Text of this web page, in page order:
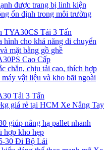
TYA30CS Tải 3 Tấn
Cao Cấp
Tải 3 Tấn
Xe Nâng Tay
30 Đi Bộ Lái